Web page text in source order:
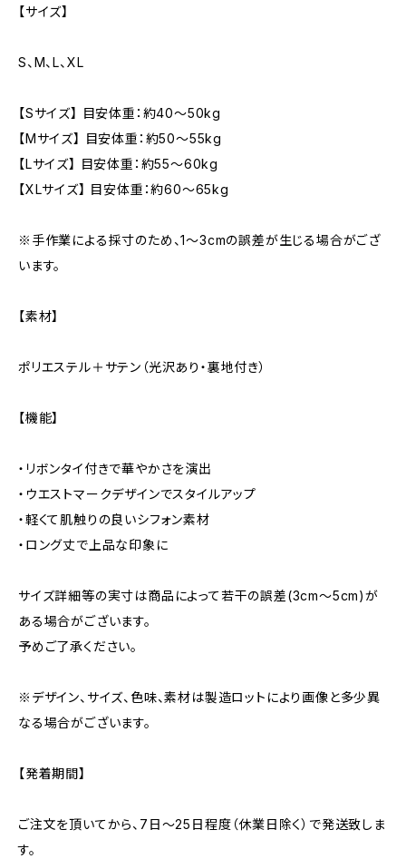
【サイズ】
S、M、L、XL
【Sサイズ】 目安体重：約40〜50kg
【Mサイズ】 目安体重：約50〜55kg
【Lサイズ】 目安体重：約55〜60kg
【XLサイズ】 目安体重：約60〜65kg
※手作業による採寸のため、1〜3cmの誤差が生じる場合がござ
います。
【素材】
ポリエステル＋サテン（光沢あり・裏地付き）
【機能】
・リボンタイ付きで華やかさを演出
・ウエストマークデザインでスタイルアップ
・軽くて肌触りの良いシフォン素材
・ロング丈で上品な印象に
サイズ詳細等の実寸は商品によって若干の誤差(3cm〜5cm)が
ある場合がございます。
予めご了承ください。
※デザイン、サイズ、色味、素材は製造ロットにより画像と多少異
なる場合がございます。
【発着期間】
ご注文を頂いてから、7日〜25日程度（休業日除く）で発送致しま
す。